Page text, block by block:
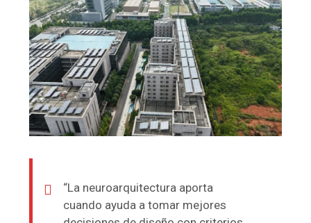
“La neuroarquitectura aporta
cuando ayuda a tomar mejores